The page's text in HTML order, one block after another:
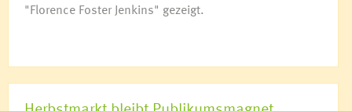
"Florence Foster Jenkins" gezeigt.